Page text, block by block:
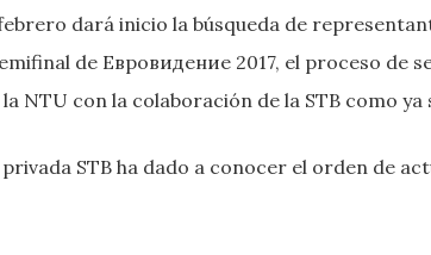
dará inicio la búsqueda de
de Евровидение 2017, el proceso de
NTU con la colaboración de la STB como ya
STB ha dado a conocer el orden de